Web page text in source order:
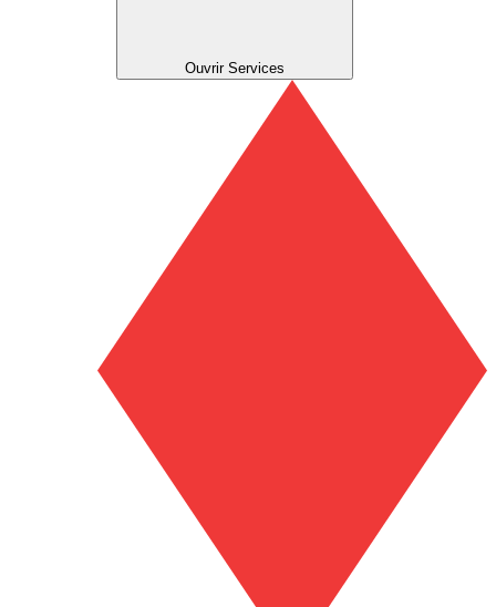
Ouvrir Services